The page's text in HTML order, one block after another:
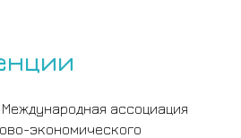
ассоциация
экономического